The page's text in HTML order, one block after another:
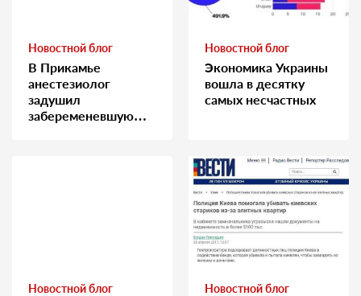
Новостной блог
В Прикамье
анестезиолог
задушил
забеременевшую
Новостной блог
Экономика Украины
вошла в десятку
самых несчастных
Новостной блог Новостной блог